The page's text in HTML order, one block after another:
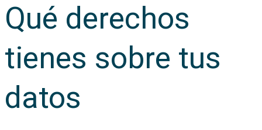
Qué derechos
tienes sobre tus
datos